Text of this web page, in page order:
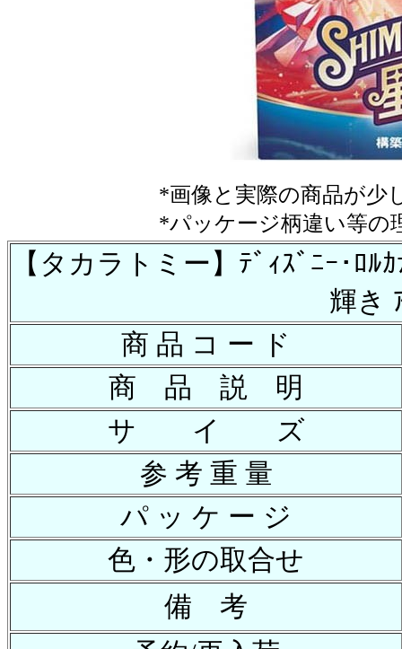
*画像と実際の商品が少
*パッケージ柄違い等の
【タカラトミー】ﾃﾞｨｽﾞﾆｰ･ﾛ
輝き
商 品 コ ー ド
商 品 説 明
サ イ ズ
参 考 重 量
パ ッ ケ ー ジ
色・形の取合せ
備 考